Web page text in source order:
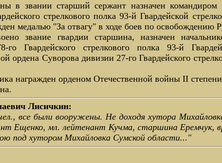
в звании старший сержант назначен командиром
стрелкового полка 93-й Гвардейской
медалью "За отвагу" в ходе боев по освобождению
звание гвардии старшина, назначен
Гвардейского стрелкового полка 93-й
ордена Суворова дивизии 27-го Гвардейского
награжден орденом Отечественной войны II
Лисичкин:
все были вооружены. Не доходя хутора
Ещенко, мл. лейте­нант Кучма, старшина Еремчук,
под хутором Михайловка Сумской области..."